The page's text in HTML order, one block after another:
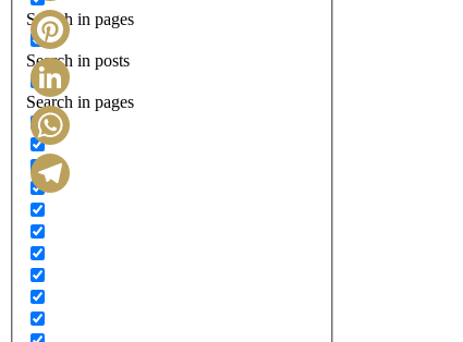
Search in pages
Search in posts
Search in pages
X
Pinterest
LinkedIn
WhatsApp
Telegram